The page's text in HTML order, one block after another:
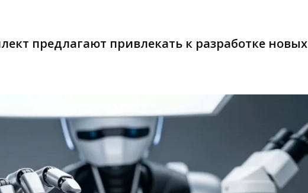
предлагают привлекать к разработке новых